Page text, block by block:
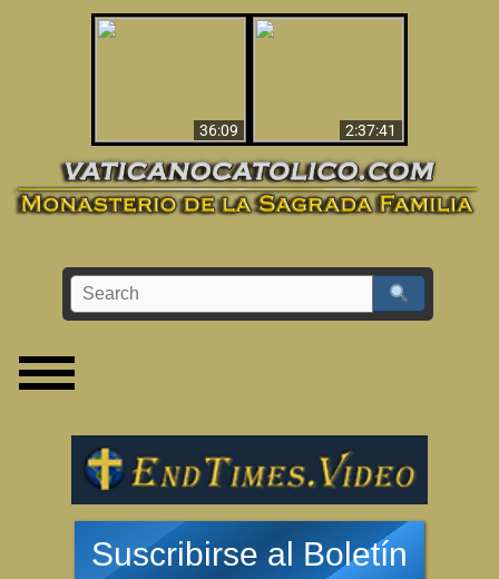
36:09
2:37:41
Suscribirse al Boletín